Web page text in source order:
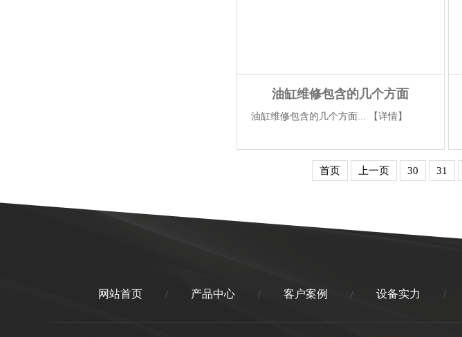
油缸维修包含的几个方面
油缸维修包含的几个方面... 【详情】
首页 上一页 30 31
网站首页 / 产品中心 / 客户案例 / 设备实力 /